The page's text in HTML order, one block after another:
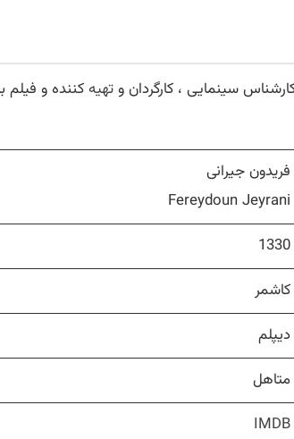
تهیهکننده و فیلم
فریدون جیرانی
Fereydoun Jeyrani
1330
کاشمر
دیپلم
متاهل
IMDB